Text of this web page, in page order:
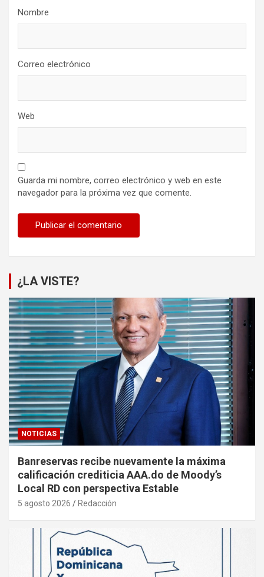
Nombre
Correo electrónico
Web
Guarda mi nombre, correo electrónico y web en este
navegador para la próxima vez que comente.
¿LA VISTE?
NOTICIAS
Banreservas recibe nuevamente la máxima
calificación crediticia AAA.do de Moody’s
Local RD con perspectiva Estable
5 agosto 2026 Redacción